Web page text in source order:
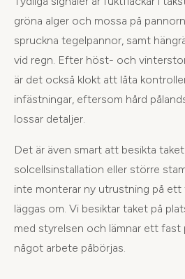
gröna alger och mossa på
spruckna tegelpannor, samt
vid regn. Efter höst- och
är det också klokt att låta
infästningar, eftersom hård
lossar detaljer.
Det är även smart att besikta
solcellsinstallation eller större
inte monterar ny utrustning på
läggas om. Vi besiktar taket på
med styrelsen och lämnar ett fast
något arbete påbörjas.